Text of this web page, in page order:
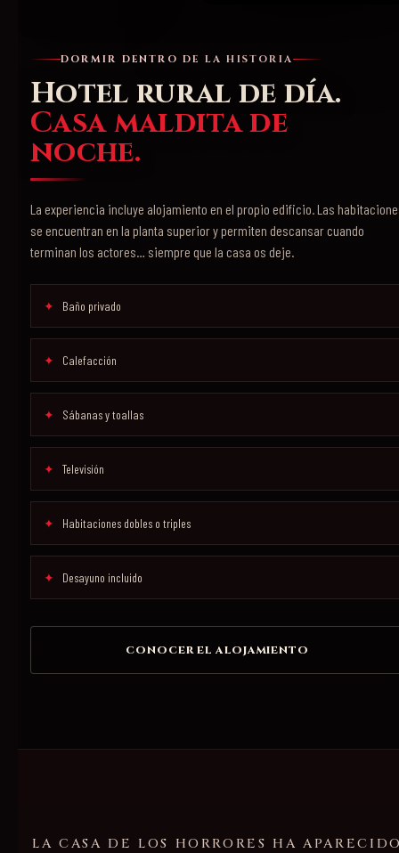
DORMIR DENTRO DE LA HISTORIA
Hotel rural de día.
Casa maldita de
noche.
La experiencia incluye alojamiento en el propio edificio. Las
se encuentran en la planta superior y permiten descansar cuando
terminan los actores… siempre que la casa os deje.
Baño privado
Calefacción
Sábanas y toallas
Televisión
Habitaciones dobles o triples
Desayuno incluido
CONOCER EL ALOJAMIENTO
LA CASA DE LOS HORRORES HA